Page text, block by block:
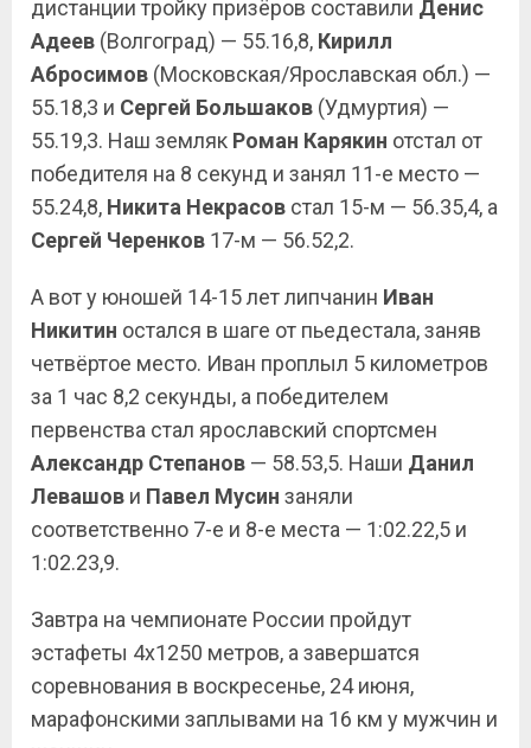
дистанции тройку призёров составили Денис
Адеев (Волгоград) — 55.16,8, Кирилл
Абросимов (Московская/Ярославская обл.) —
55.18,3 и Сергей Большаков (Удмуртия) —
55.19,3. Наш земляк Роман Карякин отстал от
победителя на 8 секунд и занял 11-е место —
55.24,8, Никита Некрасов стал 15-м — 56.35,4, а
Сергей Черенков 17-м — 56.52,2.
А вот у юношей 14-15 лет липчанин Иван
Никитин остался в шаге от пьедестала, заняв
четвёртое место. Иван проплыл 5 километров
за 1 час 8,2 секунды, а победителем
первенства стал ярославский спортсмен
Александр Степанов — 58.53,5. Наши Данил
Левашов и Павел Мусин заняли
соответственно 7-е и 8-е места — 1:02.22,5 и
1:02.23,9.
Завтра на чемпионате России пройдут
эстафеты 4х1250 метров, а завершатся
соревнования в воскресенье, 24 июня,
марафонскими заплывами на 16 км у мужчин и